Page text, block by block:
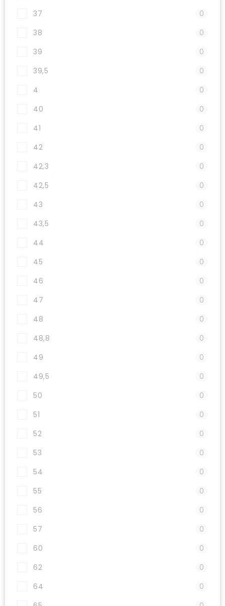
37
0
38
0
39
0
39,5
0
4
0
40
0
41
0
42
0
42,3
0
42,5
0
43
0
43,5
0
44
0
45
0
46
0
47
0
48
0
48,8
0
49
0
49,5
0
50
0
51
0
52
0
53
0
54
0
55
0
56
0
57
0
60
0
62
0
64
0